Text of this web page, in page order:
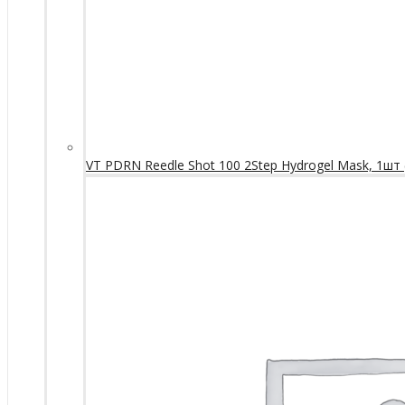
VT PDRN Reedle Shot 100 2Step Hydrogel Mask,